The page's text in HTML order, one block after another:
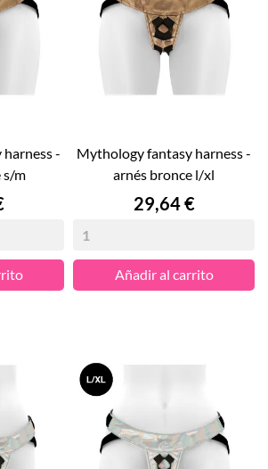
s/m
mythology fantasy harness -
arnés bronce l/xl
Precio
29,64 €
Añadir al carrito